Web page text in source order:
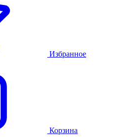
Избранное
Корзина